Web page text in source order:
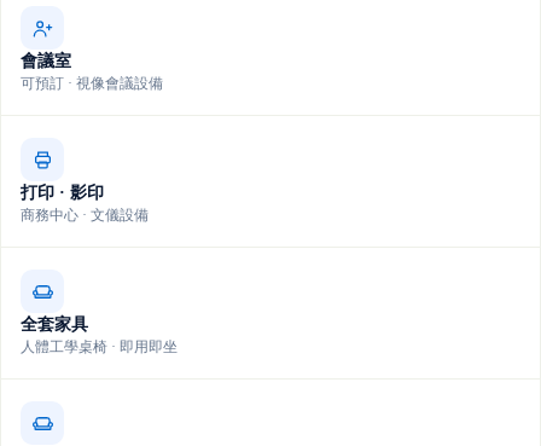
會議室
可預訂 · 視像會議設備
打印 · 影印
商務中心 · 文儀設備
全套家具
人體工學桌椅 · 即用即坐